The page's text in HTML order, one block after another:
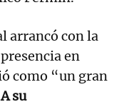
arrancó con la
en
como “un gran
A su